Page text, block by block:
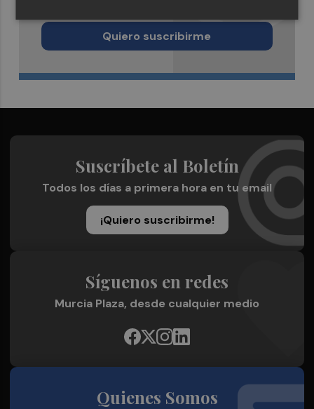
Quiero suscribirme
Suscríbete al Boletín
Todos los días a primera hora en tu email
¡Quiero suscribirme!
Síguenos en redes
Murcia Plaza, desde cualquier medio
Quienes Somos